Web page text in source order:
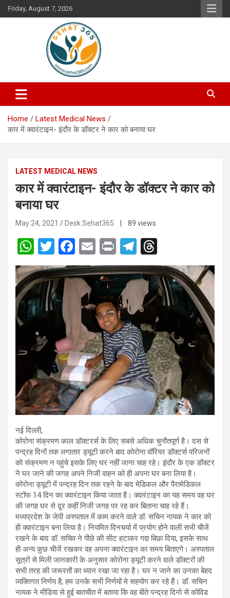
Skip
to
Friday, August 7, 2026
Sehat365
Your's Complete Health Guide
Home
Latest Medical News
कार में क्वारंटाइन- इंदौर के डॉक्टर ने कार को बनाया घर
LATEST MEDICAL NEWS
कार में क्वारंटाइन- इंदौर के डॉक्टर ने कार को
बनाया घर
May 24, 2021 Desk Sehat365 | 89 views
W
h
at
s
A
p
p
T
wi
tt
er
F
a
ce
b
o
o
k
E
m
ail
Pr
in
t
T
el
e
gr
a
m
hr
e
a
d
s
नई दिल्ली,
कोरोना संक्रमण काल डॉक्टरर्स के लिए सबसे अधिक चुनौतपूर्ण है। दस से
पन्द्रह दिनों तक लगातार ड्यूटी करने बाद कोरोना वॉरियर डॉक्टर्स परिजनों
को संक्रमण न पहुंचे इसके लिए घर नहीं जाना चाह रहे। इंदौर के एक डॉक्टर
ने घर जाने की जगह अपने निजी वाहन को ही अपना घर बना लिया है।
कोरोना ड्यूटी में पन्द्रह दिन तक रहने के बाद मेडिकल और पैरामेडिकल
स्टॉफ 14 दिन का क्वारंटाइन किया जाता है। क्वारंटाइन का यह समय वह घर
की जगह घर से दूर कहीं निजी जगह पर रह कर बिताना चाह रहे हैं।
मध्यप्रदेश के जेपी अस्पताल में काम करने वाले डॉ. सचिन नायक ने कार को
ही क्वारंटाइन बना लिया है। नियमित दिनचर्या में प्रयोग होने वाली सभी चीजें
रखने के बाद डॉ. सचिव ने पीछे की सीट हटाकर गद्दा बिछा दिया, इसके साथ
ही अन्य कुछ चीजें रखकर वह अपना क्वारंटाइन का समय बिताएगे। अस्पताल
सूत्रों से मिली जानकारी के अनुसार कोरोना ड्यूटी करने वाले डॉक्टरों की
सभी तरह की जरूरतों का ध्यान रखा जा रहा है। घर न जाने का उनका बेहद
व्यक्तिगत निर्णय है, हम उनके सभी निर्णयों मे सहयोग कर रहे हैं। डॉ. सचिन
नायक ने मीडिया से हुई बातचीत में बताया कि वह बीते पन्द्रह दिनो से कोविड